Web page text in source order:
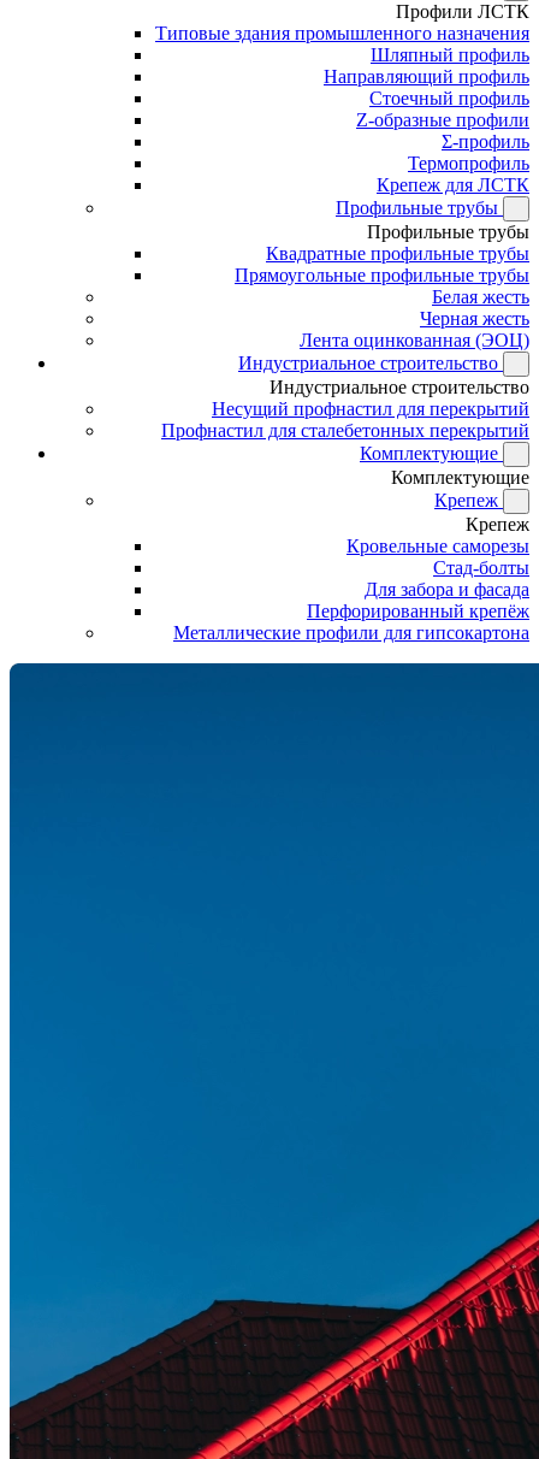
Профили ЛСТК
Типовые здания промышленного назначения
Шляпный профиль
Направляющий профиль
Стоечный профиль
Z-образные профили
Σ-профиль
Термопрофиль
Крепеж для ЛСТК
Профильные трубы
Профильные трубы
Квадратные профильные трубы
Прямоугольные профильные трубы
Белая жесть
Черная жесть
Лента оцинкованная (ЭОЦ)
Индустриальное строительство
Индустриальное строительство
Несущий профнастил для перекрытий
Профнастил для сталебетонных перекрытий
Комплектующие
Комплектующие
Крепеж
Крепеж
Кровельные саморезы
Стад-болты
Для забора и фасада
Перфорированный крепёж
Металлические профили для гипсокартона